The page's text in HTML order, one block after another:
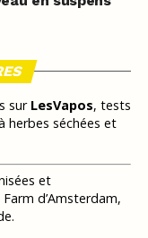
sur LesVapos, tests
herbes séchées et
et
d’Amsterdam,